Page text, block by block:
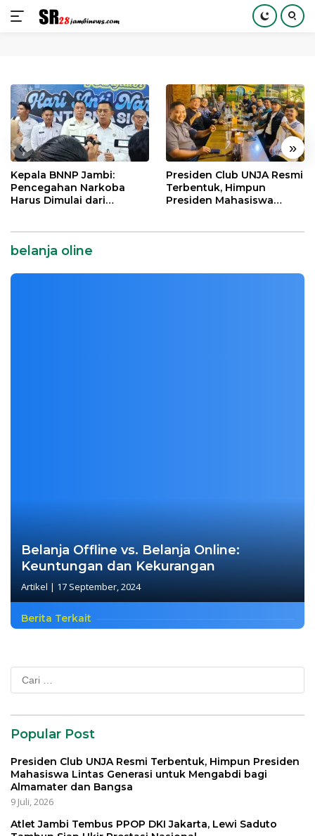
konten
« »
Kepala BNNP Jambi:
Pencegahan Narkoba
Harus Dimulai dari
Presiden Club UNJA Resmi
Terbentuk, Himpun
Presiden Mahasiswa
belanja oline
Belanja Offline vs. Belanja Online:
Keuntungan dan Kekurangan
Artikel | 17 September, 2024
Berita Terkait
Cari
untuk:
Popular Post
Presiden Club UNJA Resmi Terbentuk, Himpun Presiden
Mahasiswa Lintas Generasi untuk Mengabdi bagi
Almamater dan Bangsa
9 Juli, 2026
Atlet Jambi Tembus PPOP DKI Jakarta, Lewi Saduto